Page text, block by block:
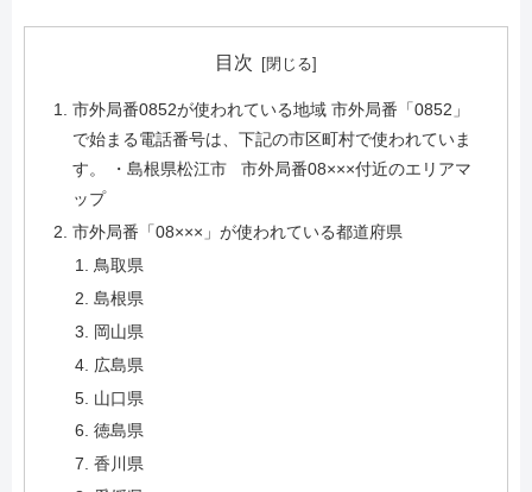
目次
市外局番0852が使われている地域 市外局番「0852」
で始まる電話番号は、下記の市区町村で使われていま
す。 ・島根県松江市 市外局番08×××付近のエリアマ
ップ
市外局番「08×××」が使われている都道府県
鳥取県
島根県
岡山県
広島県
山口県
徳島県
香川県